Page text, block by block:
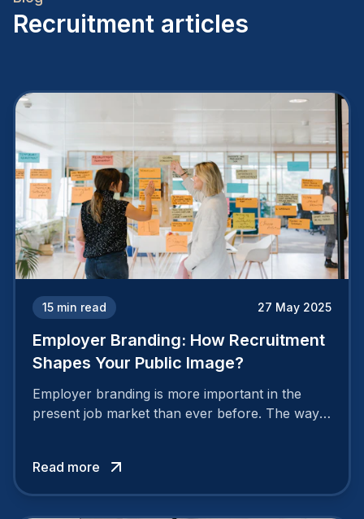
Recruitment articles
15 min read 27 May 2025
Employer Branding: How Recruitment
Shapes Your Public Image?
Employer branding is more important in the
present job market than ever before. The way
Read more